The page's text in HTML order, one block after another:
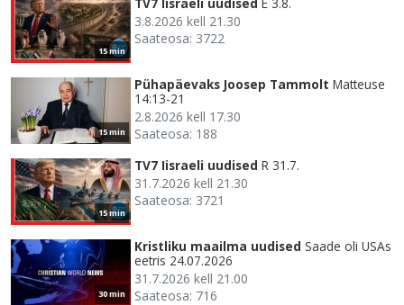
15 min
3.8.2026 kell 21.30
Saateosa: 3722
15 min
Pühapäevaks Joosep Tammolt Matteuse
14:13-21
2.8.2026 kell 17.30
Saateosa: 188
15 min
TV7 Iisraeli uudised R 31.7.
31.7.2026 kell 21.30
Saateosa: 3721
30 min
Kristliku maailma uudised Saade oli USAs
eetris 24.07.2026
31.7.2026 kell 21.00
Saateosa: 716